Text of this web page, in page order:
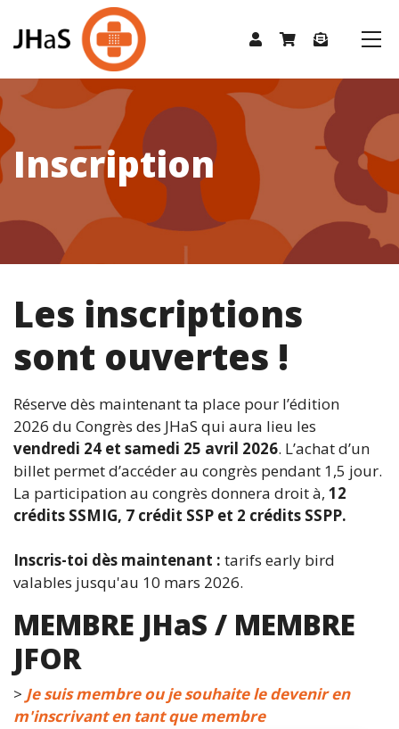
Inscription
Les inscriptions
sont ouvertes !
Réserve dès maintenant ta place pour l’édition
2026 du Congrès des JHaS qui aura lieu les
vendredi 24 et samedi 25 avril 2026. L’achat d’un
billet permet d’accéder au congrès pendant 1,5 jour.
La participation au congrès donnera droit à, 12
crédits SSMIG, 7 crédit SSP et 2 crédits SSPP.
Inscris-toi dès maintenant : tarifs early bird
valables jusqu'au 10 mars 2026.
MEMBRE JHaS / MEMBRE
JFOR
> Je suis membre ou je souhaite le devenir en
m'inscrivant en tant que membre